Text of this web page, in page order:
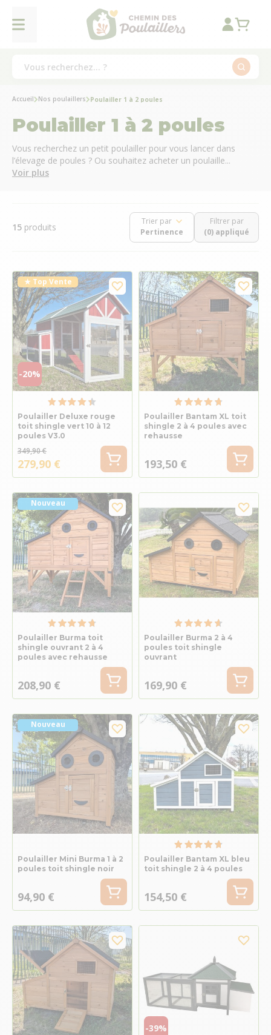
Accueil Nos poulaillers Poulailler 1 à 2 poules
Poulailler 1 à 2 poules
Vous recherchez un petit poulailler pour vous lancer dans
l’élevage de poules ? Ou souhaitez acheter un poulaille...
Voir plus
15 produits
Trier par
Filtrer par
(0) appliqué
★ Top Vente
-20%
Poulailler Deluxe rouge
toit shingle vert 10 à 12
poules V3.0
349,90 €
279,90 €
Poulailler Bantam XL toit
shingle 2 à 4 poules avec
rehausse
193,50 €
Nouveau
Poulailler Burma toit
shingle ouvrant 2 à 4
poules avec rehausse
208,90 €
Poulailler Burma 2 à 4
poules toit shingle
ouvrant
169,90 €
Nouveau
Poulailler Mini Burma 1 à 2
poules toit shingle noir
94,90 €
Poulailler Bantam XL bleu
toit shingle 2 à 4 poules
154,50 €
-39%